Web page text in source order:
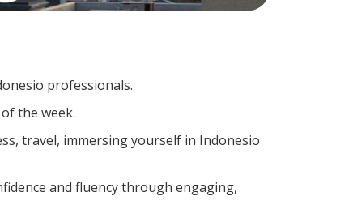
professionals.
the week.
travel, immersing yourself in Indonesio
and fluency through engaging,